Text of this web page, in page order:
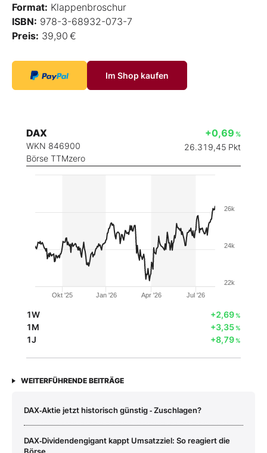
Format: Klappenbroschur
ISBN: 978-3-68932-073-7
Preis: 39,90 €
Im Shop kaufen
DAX
WKN 846900
Börse TTMzero
+0,69 %
26.319,45 Pkt
Okt '25 Jan '26 Apr '26 Jul '26
22k
24k
26k
1W +2,69%
1M +3,35%
1J +8,79%
WEITERFÜHRENDE BEITRÄGE
DAX‑Aktie jetzt historisch günstig ‑ Zuschlagen?
DAX‑Dividendengigant kappt Umsatzziel: So reagiert die